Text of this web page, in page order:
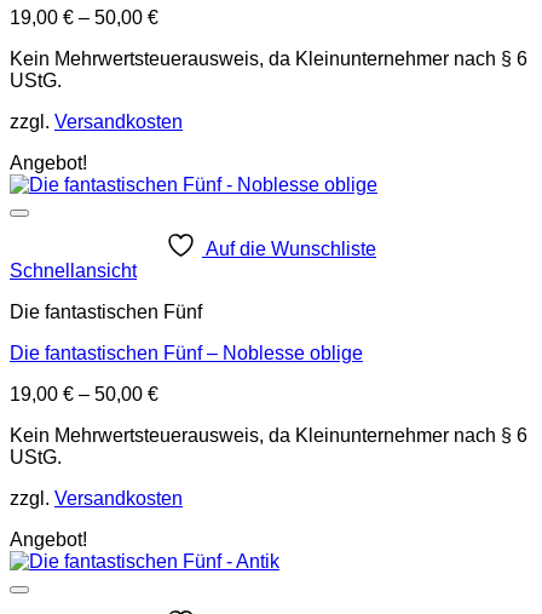
19,00 € – 50,00 €
Kein Mehrwertsteuerausweis, da Kleinunternehmer nach § 6
UStG.
zzgl. Versandkosten
Angebot!
Auf die Wunschliste
Schnellansicht
Die fantastischen Fünf
Die fantastischen Fünf – Noblesse oblige
19,00 € – 50,00 €
Kein Mehrwertsteuerausweis, da Kleinunternehmer nach § 6
UStG.
zzgl. Versandkosten
Angebot!